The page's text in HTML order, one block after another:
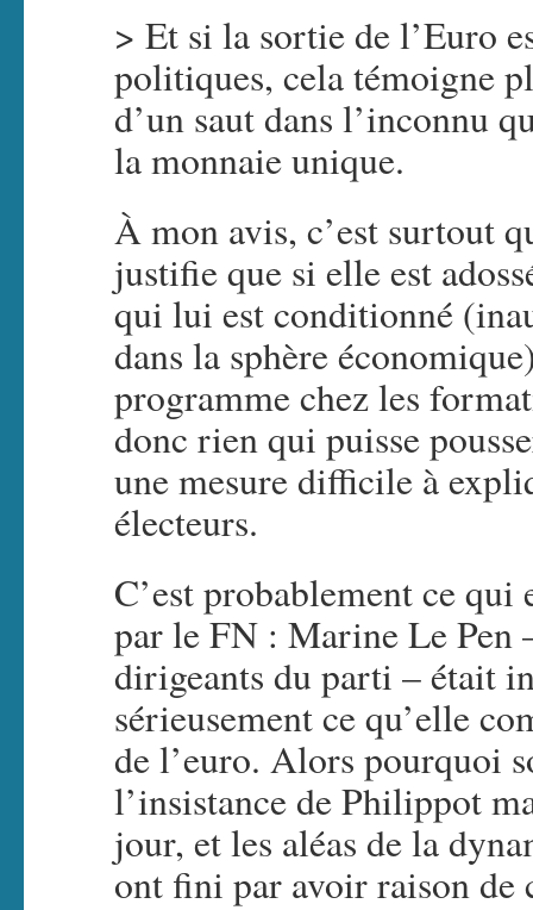
> Et si la sortie de l’Euro
politiques, cela témoigne
d’un saut dans l’inconnu
la monnaie unique.
À mon avis, c’est surtout
justifie que si elle est
qui lui est conditionné
dans la sphère
programme chez les
donc rien qui puisse
une mesure difficile à
électeurs.
C’est probablement ce
par le FN : Marine Le Pen
dirigeants du parti – était
sérieusement ce qu’elle
de l’euro. Alors pourquoi
l’insistance de Philippot
jour, et les aléas de la
ont fini par avoir raison de